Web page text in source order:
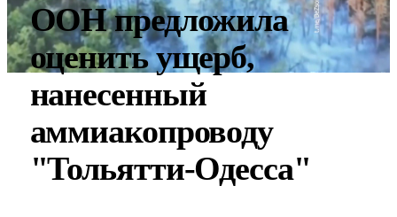
ООН предложила
оценить ущерб,
нанесенный
аммиакопроводу
"Тольятти-Одесса"